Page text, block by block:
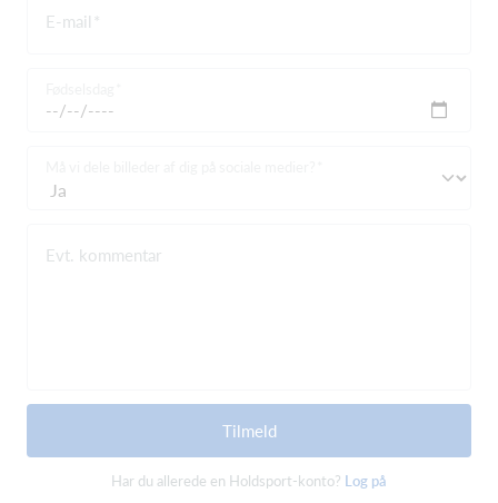
E-mail
Evt. kommentar
Tilmeld
Har du allerede en Holdsport-konto? Log på